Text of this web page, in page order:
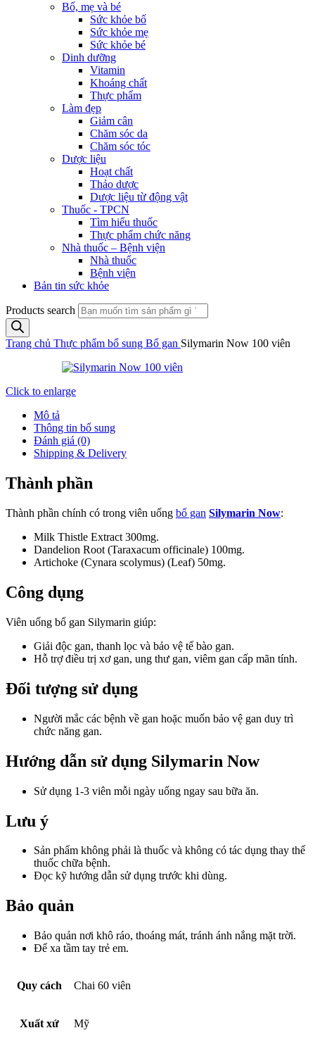
Bố, mẹ và bé
Sức khỏe bố
Sức khỏe mẹ
Sức khỏe bé
Dinh dưỡng
Vitamin
Khoáng chất
Thực phẩm
Làm đẹp
Giảm cân
Chăm sóc da
Chăm sóc tóc
Dược liệu
Hoạt chất
Thảo dược
Dược liệu từ động vật
Thuốc - TPCN
Tìm hiểu thuốc
Thực phẩm chức năng
Nhà thuốc – Bệnh viện
Nhà thuốc
Bệnh viện
Bản tin sức khỏe
Products search
Trang chủ Thực phẩm bổ sung Bổ gan Silymarin Now 100 viên
Click to enlarge
Mô tả
Thông tin bổ sung
Đánh giá (0)
Shipping & Delivery
Thành phần
Thành phần chính có trong viên uống bổ gan Silymarin Now:
Milk Thistle Extract 300mg.
Dandelion Root (Taraxacum officinale) 100mg.
Artichoke (Cynara scolymus) (Leaf) 50mg.
Công dụng
Viên uống bổ gan Silymarin giúp:
Giải độc gan, thanh lọc và bảo vệ tế bào gan.
Hỗ trợ điều trị xơ gan, ung thư gan, viêm gan cấp mãn tính.
Đối tượng sử dụng
Người mắc các bệnh về gan hoặc muốn bảo vệ gan duy trì
chức năng gan.
Hướng dẫn sử dụng Silymarin Now
Sử dụng 1-3 viên mỗi ngày uống ngay sau bữa ăn.
Lưu ý
Sản phẩm không phải là thuốc và không có tác dụng thay thế
thuốc chữa bệnh.
Đọc kỹ hướng dẫn sử dụng trước khi dùng.
Bảo quản
Bảo quản nơi khô ráo, thoáng mát, tránh ánh nắng mặt trời.
Để xa tầm tay trẻ em.
Quy cách Chai 60 viên
Xuất xứ Mỹ